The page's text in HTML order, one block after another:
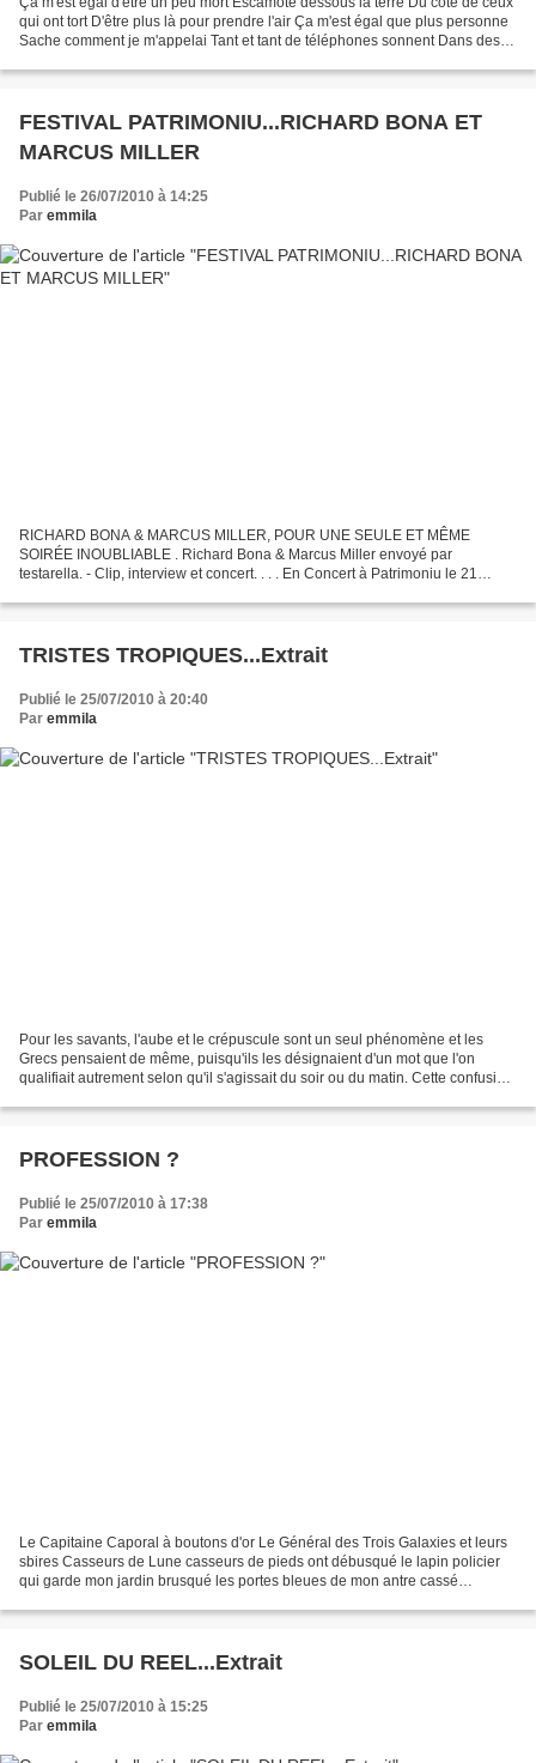
qui ont tort D'être plus là pour prendre l'air Ça m'est égal que plus personne
Sache comment je m'appelai Tant et tant de téléphones sonnent Dans des
FESTIVAL PATRIMONIU...RICHARD BONA ET
MARCUS MILLER
Publié le 26/07/2010 à 14:25
Par emmila
RICHARD BONA & MARCUS MILLER, POUR UNE SEULE ET MÊME
SOIRÉE INOUBLIABLE . Richard Bona & Marcus Miller envoyé par
testarella. - Clip, interview et concert. . . . En Concert à Patrimoniu le 21
TRISTES TROPIQUES...Extrait
Publié le 25/07/2010 à 20:40
Par emmila
Pour les savants, l'aube et le crépuscule sont un seul phénomène et les
Grecs pensaient de même, puisqu'ils les désignaient d'un mot que l'on
qualifiait autrement selon qu'il s'agissait du soir ou du matin. Cette confusion
PROFESSION ?
Publié le 25/07/2010 à 17:38
Par emmila
Le Capitaine Caporal à boutons d'or Le Général des Trois Galaxies et leurs
sbires Casseurs de Lune casseurs de pieds ont débusqué le lapin policier
qui garde mon jardin brusqué les portes bleues de mon antre cassé
SOLEIL DU REEL...Extrait
Publié le 25/07/2010 à 15:25
Par emmila